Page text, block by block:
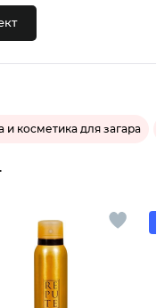
косметика для загара